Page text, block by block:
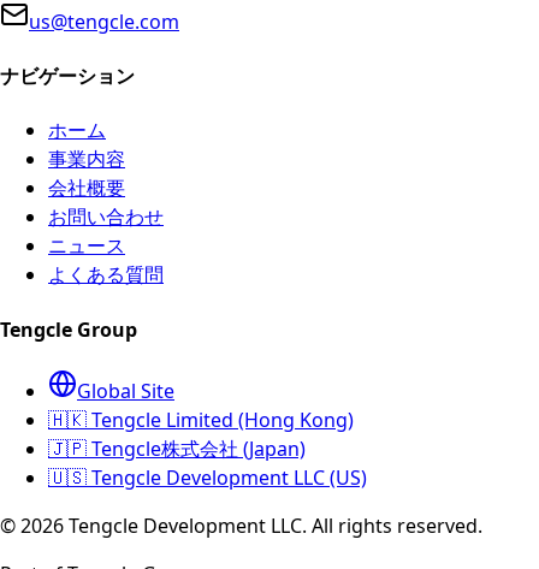
us@tengcle.com
ナビゲーション
ホーム
事業内容
会社概要
お問い合わせ
ニュース
よくある質問
Tengcle Group
Global Site
🇭🇰 Tengcle Limited (Hong Kong)
🇯🇵 Tengcle株式会社 (Japan)
🇺🇸 Tengcle Development LLC (US)
©2026Tengcle Development LLC. All rights reserved.